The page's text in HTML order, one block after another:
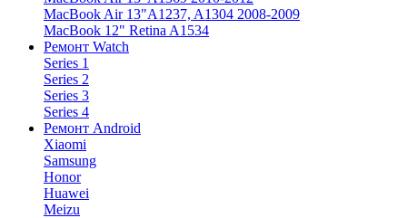
MacBook Air 13"A1237, A1304 2008-2009
MacBook 12" Retina A1534
Ремонт Watch
Series 1
Series 2
Series 3
Series 4
Ремонт Android
Xiaomi
Samsung
Honor
Huawei
Meizu